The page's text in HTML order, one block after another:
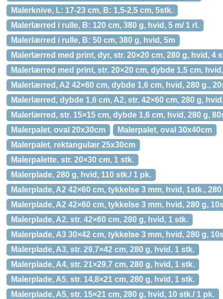
Malerknive, L: 17-23 cm, B: 1,5-2,5 cm, 5stk.
Malerlærred i rulle, B: 120 cm, 380 g, hvid, 5 m/ 1 rl.
Malerlærred i rulle, B: 50 cm, 380 g, hvid, 5m
Malerlærred med print, dyr, str. 20×20 cm, 280 g, hvid, 4
Malerlærred med print, str. 20×20 cm, dybde 1,5 cm,
Malerlærred, A2 42×60 cm, dybde 1,6 cm, hvid, 280 g.,
Malerlærred, dybde 1,6 cm, A2, str. 42×60 cm, 280 g,
Malerlærred, str. 15×15 cm, dybde 1,6 cm, hvid, 280 g,
Malerpalet, oval 20x30cm
Malerpalet, oval 30x40cm
Malerpalet, rektangulær 25x30cm
Malerpalette, str. 20×30 cm, 1 stk.
Malerplade, 280 g, hvid, 110 stk./ 1 pk.
Malerplade, A2 42×60 cm, tykkelse 3 mm, hvid, 1stk.,
Malerplade, A2 42×60 cm, tykkelse 3 mm, hvid, 280 g,
Malerplade, A2, str. 42×60 cm, 280 g, hvid, 1 stk.
Malerplade, A3 30×42 cm, tykkelse 3 mm, hvid, 280 g,
Malerplade, A3, str. 29,7×42 cm, 280 g, hvid, 1 stk.
Malerplade, A4, str. 21×29,7 cm, 280 g, hvid, 1 stk.
Malerplade, A5, str. 14,8×21 cm, 280 g, hvid, 1 stk.
Malerplade, A5, str. 15×21 cm, 280 g, hvid, 10 stk./ 1 pk.